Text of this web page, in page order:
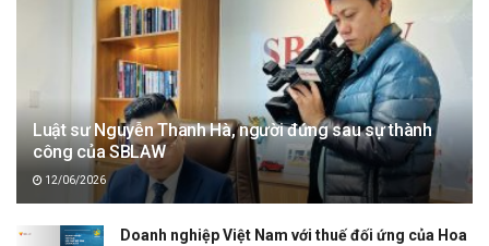
Luật sư Nguyễn Thanh Hà, người đứng sau sự thành
công của SBLAW
12/06/2026
Doanh nghiệp Việt Nam với thuế đối ứng của Hoa